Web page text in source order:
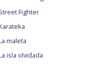
Fighter
maleta
isla olvidada